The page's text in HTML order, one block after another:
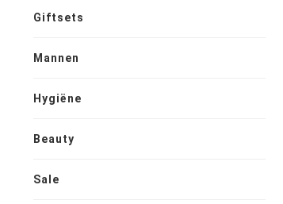
Giftsets
Mannen
Hygiëne
Beauty
Sale